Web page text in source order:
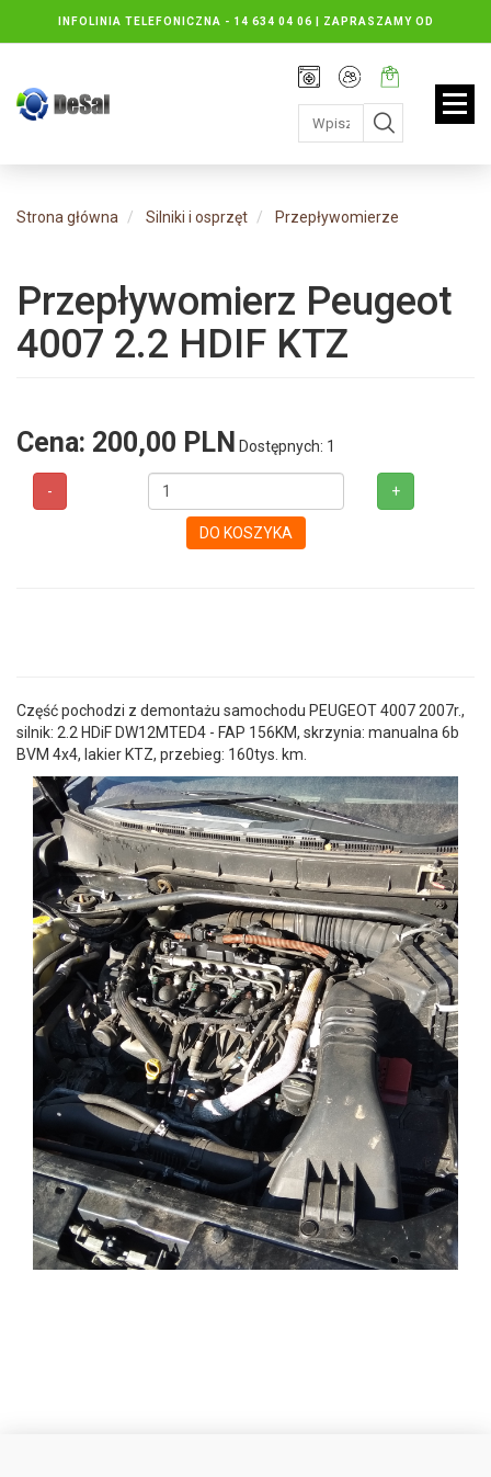
INFOLINIA TELEFONICZNA - 14 634 04 06 | ZAPRASZAMY OD
PONIEDZIAŁKU DO PIĄTKU : 8.30 DO 16.30, SOBOTY: 8.30 DO 13.00
Rejestracja
Moje
konto
Twój
koszyk:
jest
pusty
Strona główna Silniki i osprzęt Przepływomierze
Przepływomierz Peugeot
4007 2.2 HDIF KTZ
Cena: 200,00 PLN Dostępnych: 1
- +
DO KOSZYKA
Część pochodzi z demontażu samochodu PEUGEOT 4007 2007r.,
silnik: 2.2 HDiF DW12MTED4 - FAP 156KM, skrzynia: manualna 6b
BVM 4x4, lakier KTZ, przebieg: 160tys. km.